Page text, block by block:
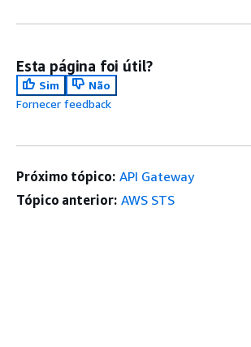
Esta página foi útil?
Sim
Não
Fornecer feedback
Próximo tópico: API Gateway
Tópico anterior: AWS STS